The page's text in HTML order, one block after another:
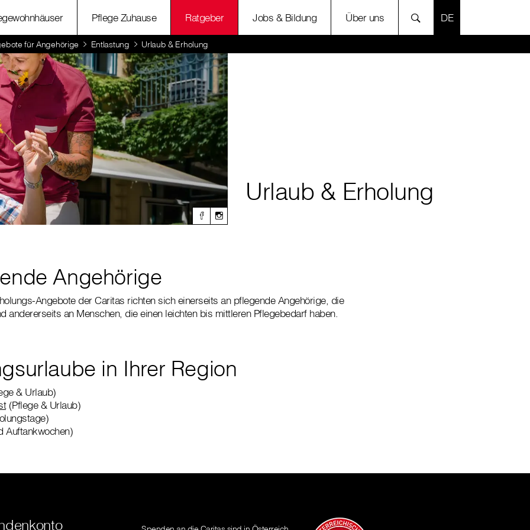
Pflege Zuhause Ratgeber Jobs & Bildung Über uns SPRACHE
für Angehörige Entlastung Urlaub & Erholung
Urlaub & Erholung
Angehörige
Angebote der Caritas richten sich einerseits an pflegende Angehörige, die
andererseits an Menschen, die einen leichten bis mittleren Pflegebedarf haben.
in Ihrer Region
& Urlaub)
(Pflege & Urlaub)
Auftankwochen)